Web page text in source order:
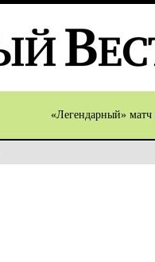
«Легендарный» матч